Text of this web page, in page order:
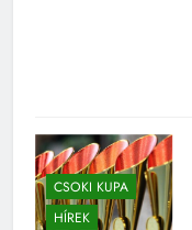
CSOKI KUPA
HÍREK